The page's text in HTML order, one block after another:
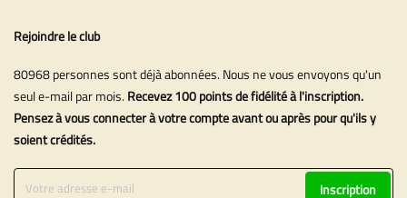
Rejoindre le club
80968 personnes sont déjà abonnées. Nous ne vous envoyons qu'un
seul e-mail par mois. Recevez 100 points de fidélité à l'inscription.
Pensez à vous connecter à votre compte avant ou après pour qu'ils y
soient crédités.
Inscription